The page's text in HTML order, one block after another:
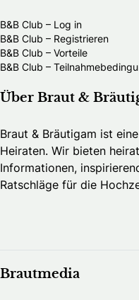
B&B Club – Log in
B&B Club – Registrieren
B&B Club – Vorteile
B&B Club –
Über Braut &
Braut & Bräutigam ist
Heiraten. Wir bieten
Informationen,
Ratschläge für die
Brautmedia